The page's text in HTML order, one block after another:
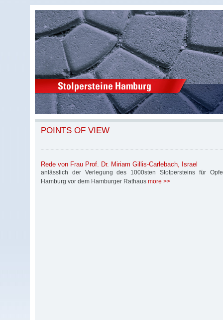
POINTS OF VIEW
Rede von Frau Prof. Dr. Miriam Gillis-Carlebach, Israel
anlässlich der Verlegung des 1000sten Stolpersteins für
Hamburg vor dem Hamburger Rathaus more >>